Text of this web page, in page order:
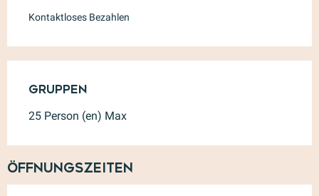
Kontaktloses Bezahlen
Gruppen
Gruppen
25 Person (en) Max
Öffnungszeiten